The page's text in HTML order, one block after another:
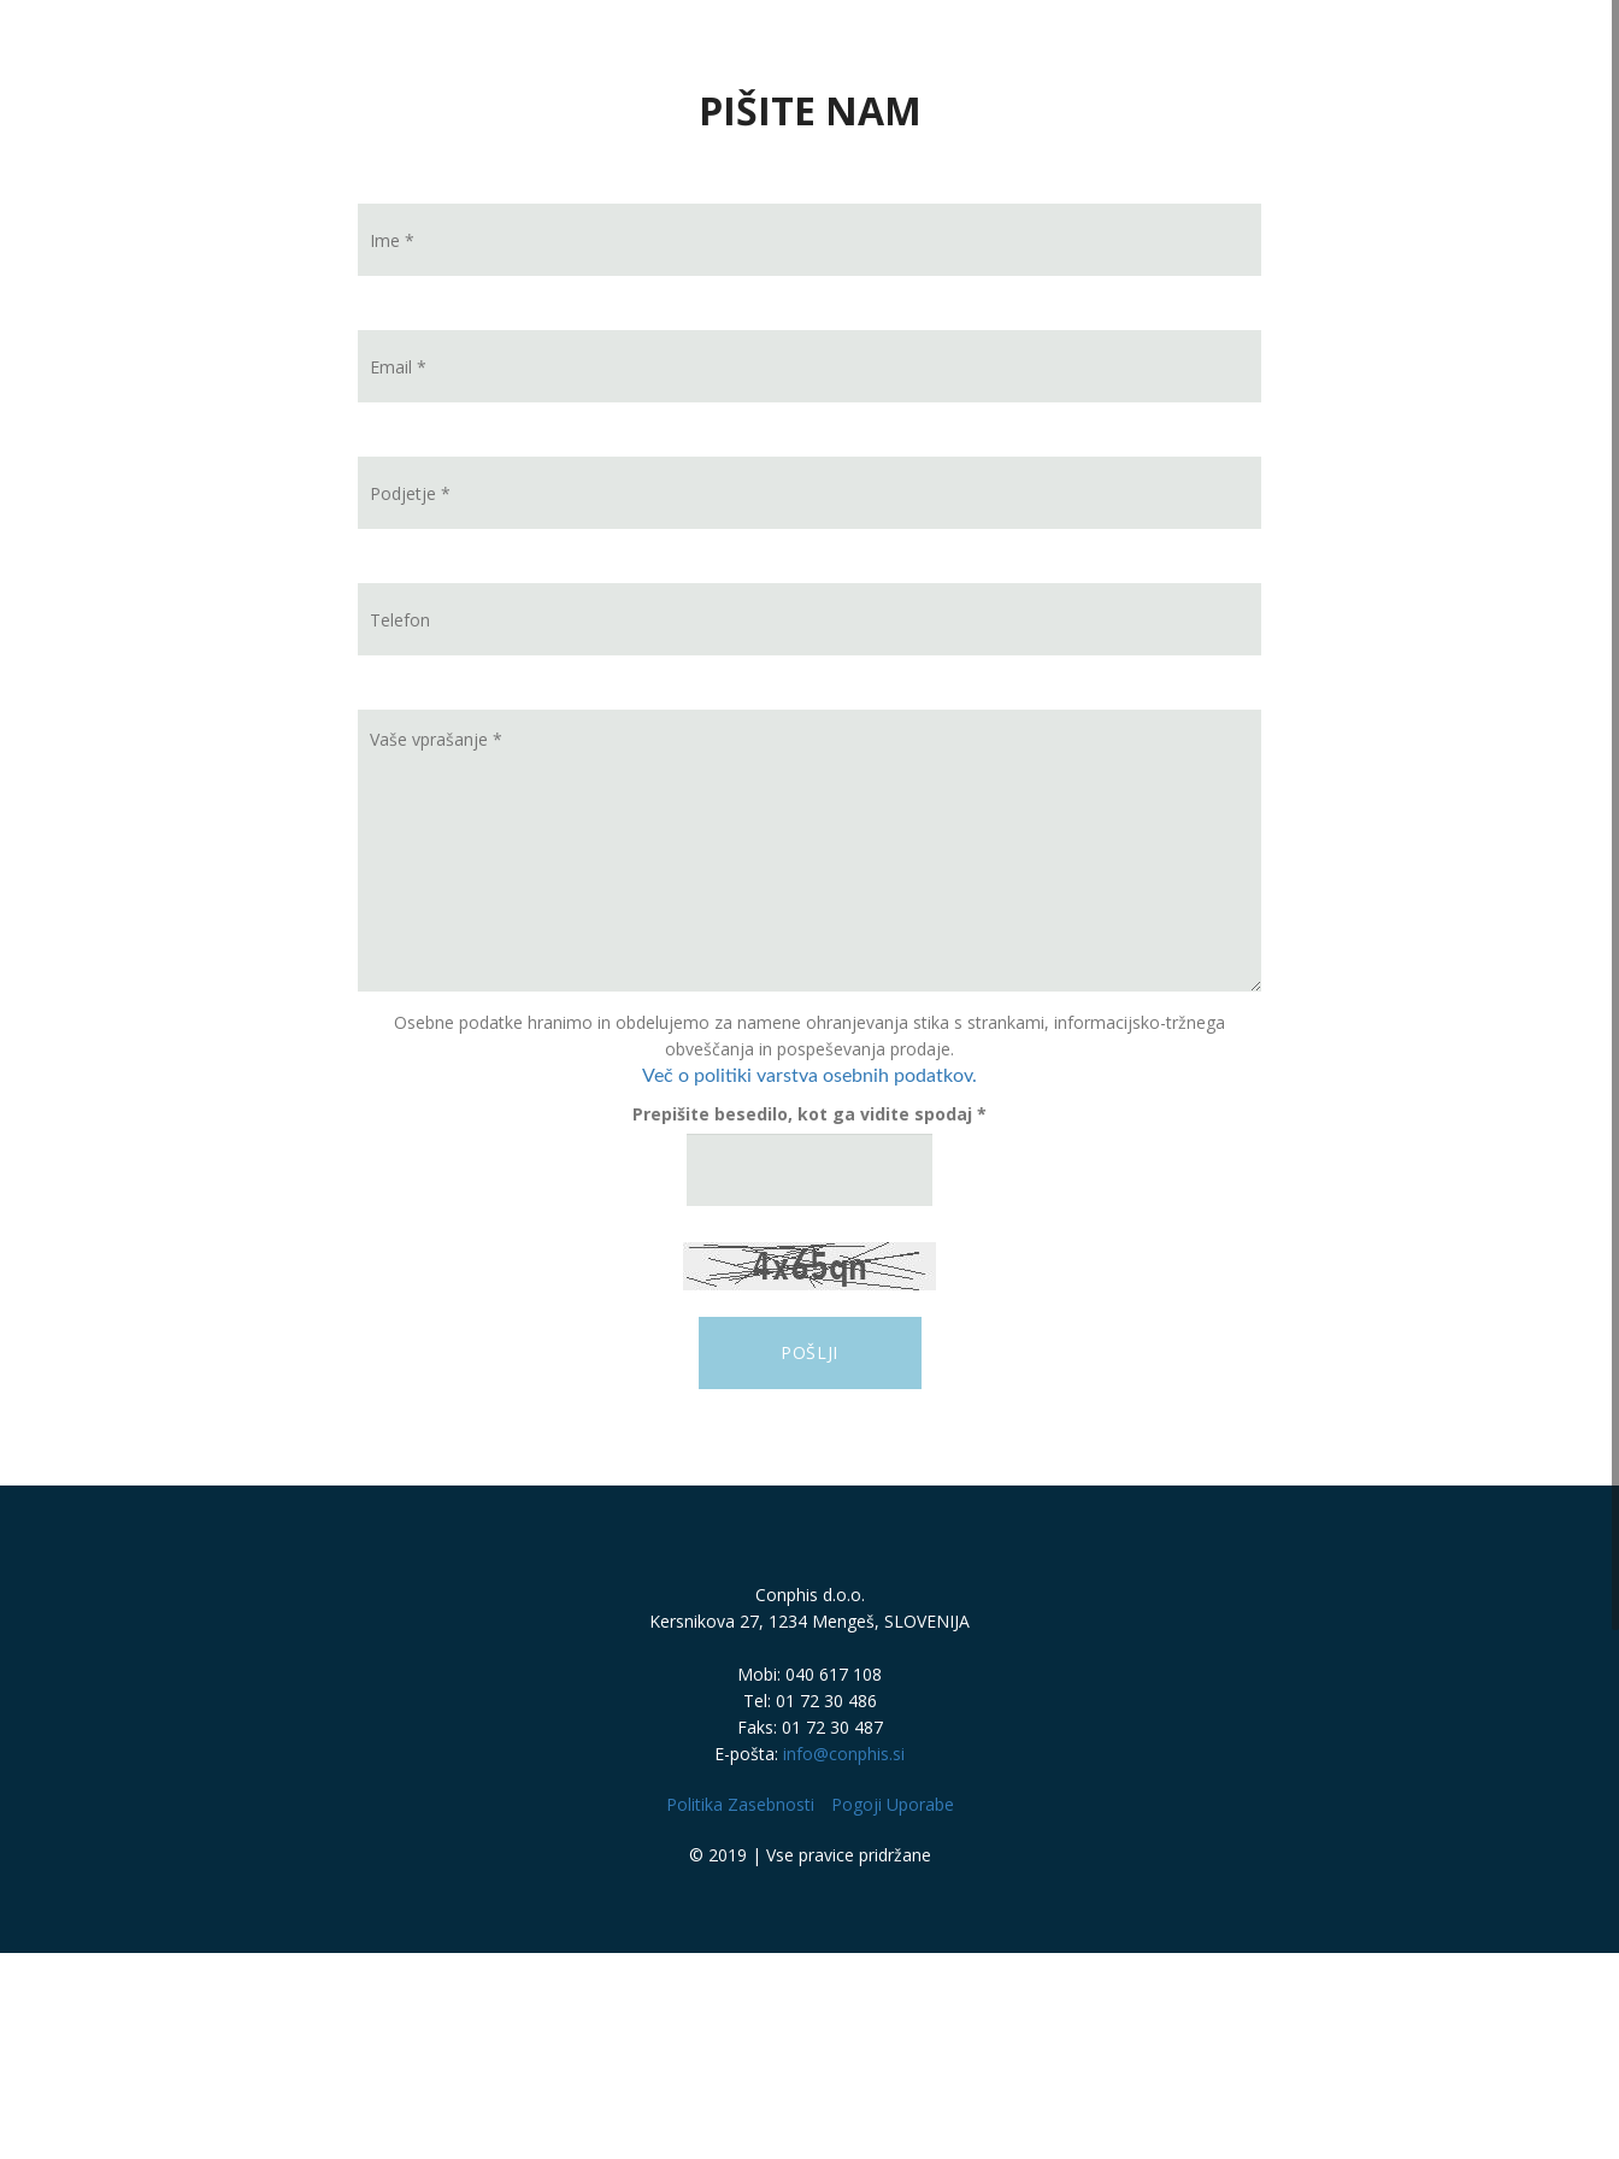
PIŠITE NAM
Osebne podatke hranimo in obdelujemo za namene ohranjevanja stika s strankami, informacijsko-tržnega
obveščanja in pospeševanja prodaje.
Več o politiki varstva osebnih podatkov.
Prepišite besedilo, kot ga vidite spodaj *
Conphis d.o.o.
Kersnikova 27, 1234 Mengeš, SLOVENIJA
Mobi: 040 617 108
Tel: 01 72 30 486
Faks: 01 72 30 487
E-pošta: info@conphis.si
Politika Zasebnosti Pogoji Uporabe
© 2019 | Vse pravice pridržane